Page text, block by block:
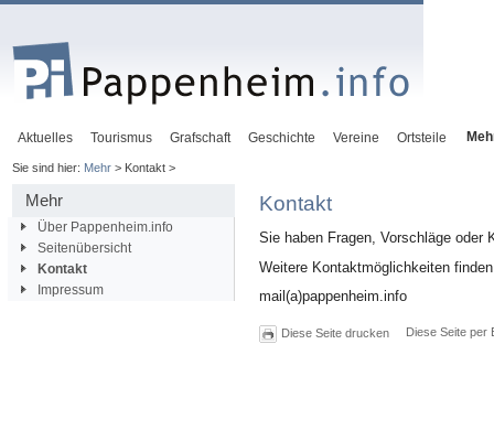
Aktuelles Tourismus Grafschaft Geschichte Vereine Ortsteile
Sie sind hier: Mehr> Kontakt >
Mehr
Über Pappenheim.info
Seitenübersicht
Kontakt
Impressum
Kontakt
Sie haben Fragen, Vorschläge oder
Weitere Kontaktmöglichkeiten
mail(a)pappenheim.info
Diese Seite drucken Diese Seite per